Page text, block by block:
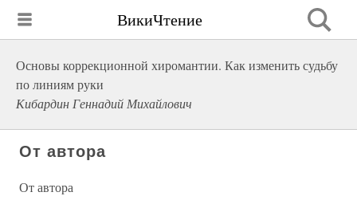
ВикиЧтение
Основы коррекционной хиромантии. Как изменить судьбу
по линиям руки
Кибардин Геннадий Михайлович
От автора
От автора